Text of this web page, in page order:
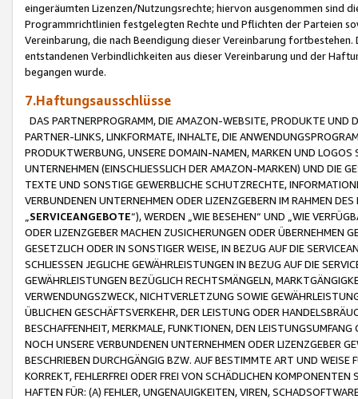
eingeräumten Lizenzen/Nutzungsrechte; hiervon ausgenommen sind
Programmrichtlinien festgelegten Rechte und Pflichten der Parteien
Vereinbarung, die nach Beendigung dieser Vereinbarung
entstandenen Verbindlichkeiten aus dieser Vereinbarung und der
begangen wurde.
7.Haftungsausschlüsse
DAS PARTNERPROGRAMM, DIE AMAZON-WEBSITE, PRODUKTE UND
PARTNER-LINKS, LINKFORMATE, INHALTE, DIE
PRODUKTWERBUNG, UNSERE DOMAIN-NAMEN, MARKEN UND
UNTERNEHMEN (EINSCHLIESSLICH DER AMAZON-MARKEN) UND DIE
TEXTE UND SONSTIGE GEWERBLICHE SCHUTZRECHTE,
VERBUNDENEN UNTERNEHMEN ODER LIZENZGEBERN IM RAHMEN
SERVICEANGEBOTE“), WERDEN „WIE BESEHEN“ UND „WIE
ODER LIZENZGEBER MACHEN ZUSICHERUNGEN ODER ÜBERNEHMEN
GESETZLICH ODER IN SONSTIGER WEISE, IN BEZUG AUF DIE
SCHLIESSEN JEGLICHE GEWÄHRLEISTUNGEN IN BEZUG AUF DIE
GEWÄHRLEISTUNGEN BEZÜGLICH RECHTSMÄNGELN,
VERWENDUNGSZWECK, NICHTVERLETZUNG SOWIE
ÜBLICHEN GESCHÄFTSVERKEHR, DER LEISTUNG ODER
BESCHAFFENHEIT, MERKMALE, FUNKTIONEN, DEN
NOCH UNSERE VERBUNDENEN UNTERNEHMEN ODER LIZENZGEBER
BESCHRIEBEN DURCHGÄNGIG BZW. AUF BESTIMMTE ART UND
KORREKT, FEHLERFREI ODER FREI VON SCHÄDLICHEN
HAFTEN FÜR: (A) FEHLER, UNGENAUIGKEITEN, VIREN,